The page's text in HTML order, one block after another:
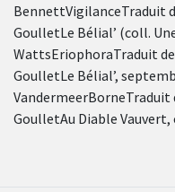
BennettVigilanceTraduit
GoulletLe Bélial’ (coll.
WattsEriophoraTraduit de
GoulletLe Bélial’,
VandermeerBorneTraduit
GoulletAu Diable Vauvert,